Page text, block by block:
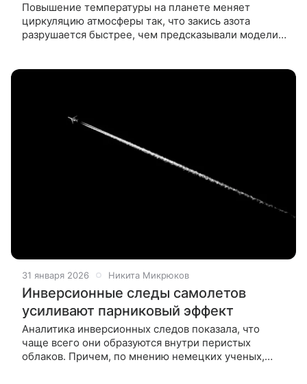
Повышение температуры на планете меняет
циркуляцию атмосферы так, что закись азота
разрушается быстрее, чем предсказывали модели.
31 января 2026 Никита Микрюков
Инверсионные следы самолетов
усиливают парниковый эффект
Аналитика инверсионных следов показала, что
чаще всего они образуются внутри перистых
облаков. Причем, по мнению немецких ученых,